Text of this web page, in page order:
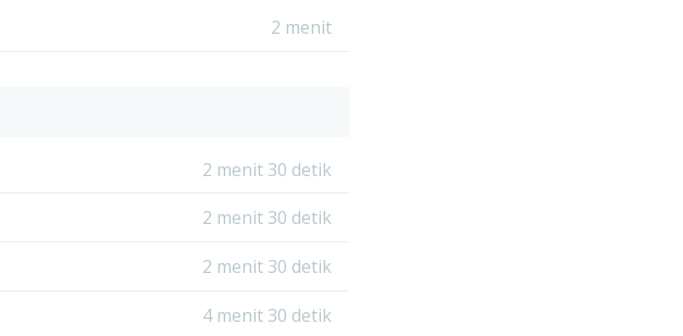
2 menit
2 menit 30 detik
2 menit 30 detik
2 menit 30 detik
4 menit 30 detik